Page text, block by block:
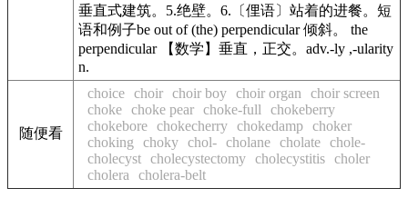
垂直式建筑。5.绝壁。6.〔俚语〕站着的进餐。短
语和例子be out of (the) perpendicular 倾斜。 the
perpendicular 【数学】垂直，正交。adv.-ly ,-ularity
n.
随便看
choice choir choir boy choir organ
choir screen
choke choke pear choke-full
chokeberry
chokebore chokecherry chokedamp choker
choking
choky chol- cholane cholate chole-
cholecyst cholecystectomy cholecystitis choler
cholera
cholera-belt